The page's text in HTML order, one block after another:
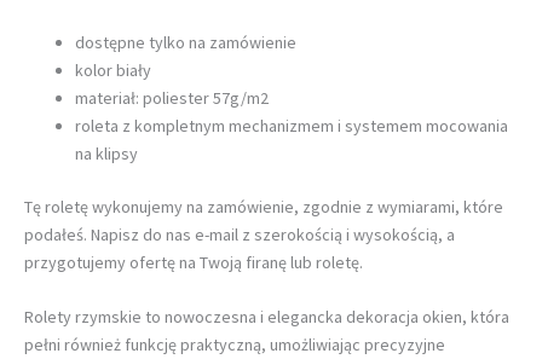
dostępne tylko na zamówienie
kolor biały
materiał: poliester 57g/m2
roleta z kompletnym mechanizmem i systemem mocowania
na klipsy
Tę roletę wykonujemy na zamówienie, zgodnie z wymiarami, które
podałeś. Napisz do nas e-mail z szerokością i wysokością, a
przygotujemy ofertę na Twoją firanę lub roletę.
Rolety rzymskie to nowoczesna i elegancka dekoracja okien, która
pełni również funkcję praktyczną, umożliwiając precyzyjne